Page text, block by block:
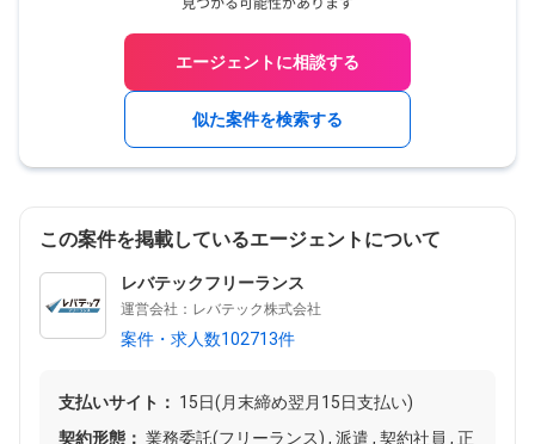
エージェントに相談する
似た案件を検索する
この案件を掲載しているエージェントについて
レバテックフリーランス
運営会社：レバテック株式会社
案件・求人数102713件
支払いサイト： 15日(月末締め翌月15日支払い)
契約形態： 業務委託(フリーランス) , 派遣 , 契約社員 , 正